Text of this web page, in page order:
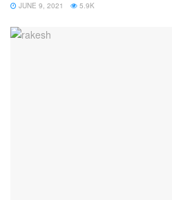
JUNE 9, 2021 5.9K